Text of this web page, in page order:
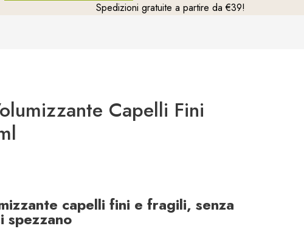
Spedizioni gratuite a partire da €39!
Capelli Fini
capelli fini e fragili, senza
spezzano